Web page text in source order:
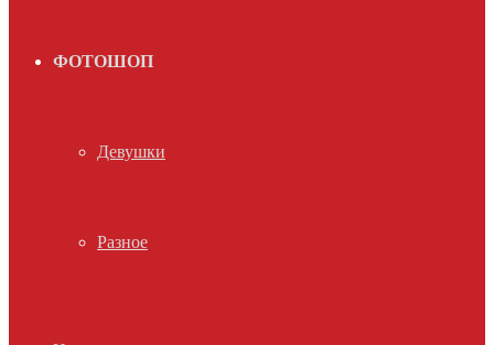
ФОТОШОП
Девушки
Разное